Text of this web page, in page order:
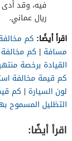
ريال عماني.
اقرأ أيضًا: كم
مسافة | كم
القيادة برخصة
كم قيمة مخالفة
لون السيارة | كم
التظليل المسموح
اقرأ أيضًا: